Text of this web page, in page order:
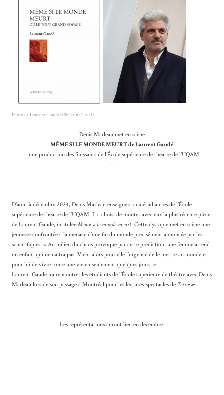
Photo de Laurent Gaudé : Christine Gassin
Denis Marleau met en scène
MÊME SI LE MONDE MEURT de Laurent Gaudé
– une production des finissants de l’École supérieure de théâtre de l'UQAM
–
D’août à décembre 2024, Denis Marleau enseignera aux étudiant·es de l’École
supérieure de théâtre de l’UQAM. Il a choisi de monter avec eux la plus récente pièce
de Laurent Gaudé, intitulée Même si le monde meurt. Cette dystopie met en scène une
jeunesse confrontée à la menace d’une fin du monde précisément annoncée par les
scientifiques. « Au milieu du chaos provoqué par cette prédiction, une femme attend
un enfant qui ne naîtra pas. Vient alors pour elle l’urgence de le mettre au monde et
pour lui de vivre toute une vie en seulement quelques jours. »
Laurent Gaudé ira rencontrer les étudiants de l’École supérieure de théâtre avec Denis
Marleau lors de son passage à Montréal pour les lectures-spectacles de Terrasses.
Les représentations auront lieu en décembre.